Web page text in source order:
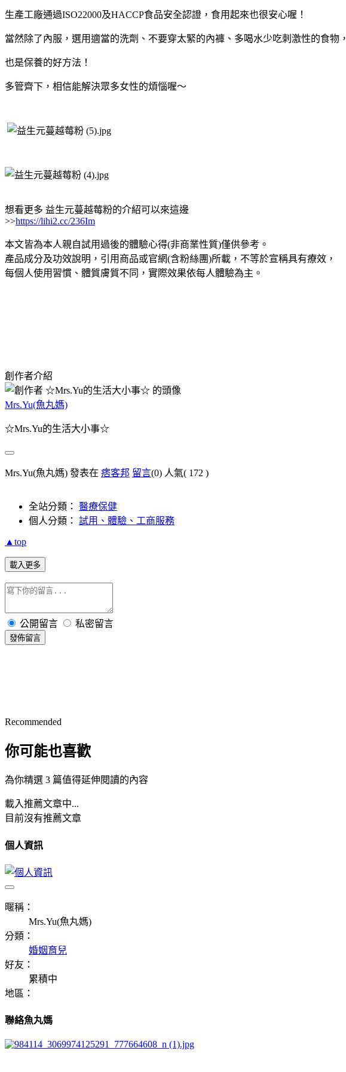
生產工廠通過ISO22000及HACCP食品安全認證，食用起來也很安心喔！
當然除了內服，選用適當的洗劑、不要穿太緊的內褲、多喝水少吃刺激性的食物，
也是保養的好方法！
多管齊下，相信能解決眾多女性的煩惱喔～
想看更多 益生元蔓越莓粉的介紹可以來這邊
>>https://lihi2.cc/236Im
本文皆為本人親自試用過後的體驗心得(非商業性質)僅供參考。
產品成分及功效說明，引用商品或官網(含粉絲團)所載，不等於宣稱具有療效，
每個人使用習慣、體質膚質不同，實際效果依每人體驗為主。
創作者介紹
Mrs.Yu(魚丸媽)
☆Mrs.Yu的生活大小事☆
Mrs.Yu(魚丸媽) 發表在 痞客邦 留言(0) 人氣( 172 )
全站分類： 醫療保健
個人分類： 試用、體驗、工商服務
▲top
載入更多
公開留言 私密留言
發佈留言
Recommended
你可能也喜歡
為你精選 3 篇值得延伸閱讀的內容
載入推薦文章中...
目前沒有推薦文章
個人資訊
暱稱：
Mrs.Yu(魚丸媽)
分類：
婚姻育兒
好友：
累積中
地區：
聯絡魚丸媽